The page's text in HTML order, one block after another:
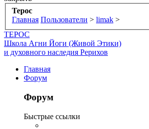
Терос
Главная Пользователи > limak >
ТЕРОС
Школа Агни Йоги (Живой Этики)
и духовного наследия Рерихов
Главная
Форум
Форум
Быстрые ссылки